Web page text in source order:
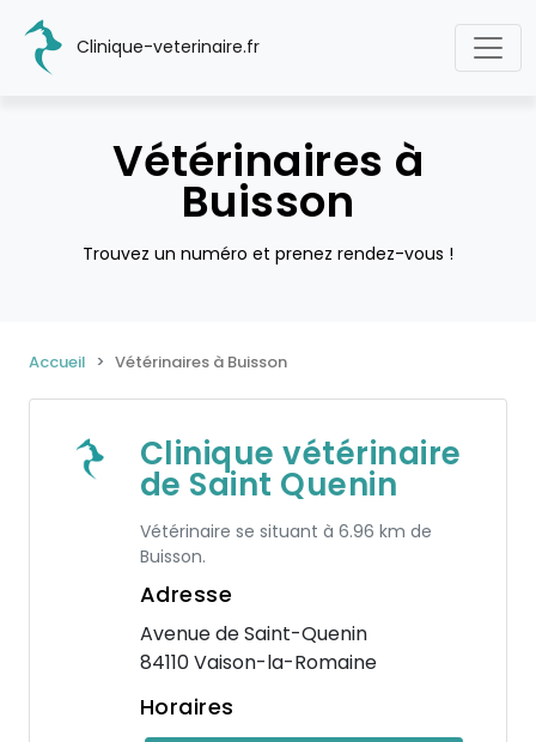
Clinique-veterinaire.fr
Vétérinaires à
Buisson
Trouvez un numéro et prenez rendez-vous !
Accueil Vétérinaires à Buisson
Clinique vétérinaire
de Saint Quenin
Vétérinaire se situant à 6.96 km de
Buisson.
Adresse
Avenue de Saint-Quenin
84110 Vaison-la-Romaine
Horaires